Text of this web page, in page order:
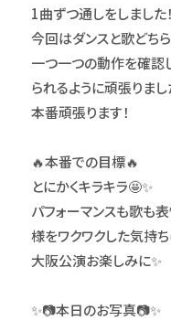
1曲ずつ通しをしました！
今回はダンスと歌どち
一つ一つの動作を確認
られるように頑張りまし
本番頑張ります！
🔥本番での目標🔥
とにかくキラキラ🤩✨
パフォーマンスも歌も
様をワクワクした気持
大阪公演お楽しみに✨
✨📷本日のお写真📷✨